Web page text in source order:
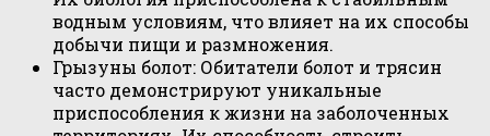
водным условиям, что влияет на их способы
добычи пищи и размножения.
Грызуны болот: Обитатели болот и трясин
часто демонстрируют уникальные
приспособления к жизни на заболоченных